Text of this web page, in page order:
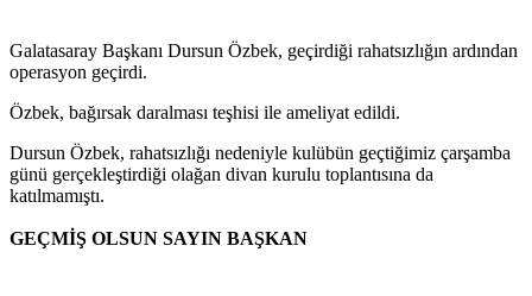
Galatasaray Başkanı Dursun Özbek, geçirdiği rahatsızlığın ardından
operasyon geçirdi.
Özbek, bağırsak daralması teşhisi ile ameliyat edildi.
Dursun Özbek, rahatsızlığı nedeniyle kulübün geçtiğimiz çarşamba
günü gerçekleştirdiği olağan divan kurulu toplantısına da
katılmamıştı.
GEÇMİŞ OLSUN SAYIN BAŞKAN